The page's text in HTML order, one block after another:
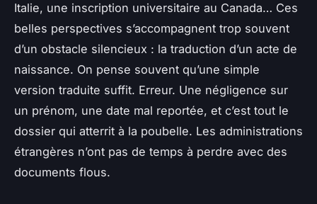
Italie, une inscription universitaire au Canada… Ces
belles perspectives s’accompagnent trop souvent
d’un obstacle silencieux : la traduction d’un acte de
naissance. On pense souvent qu’une simple
version traduite suffit. Erreur. Une négligence sur
un prénom, une date mal reportée, et c’est tout le
dossier qui atterrit à la poubelle. Les administrations
étrangères n’ont pas de temps à perdre avec des
documents flous.